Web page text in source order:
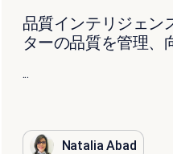
品質インテリジェン
ターの品質を管理、
...
Natalia Abad